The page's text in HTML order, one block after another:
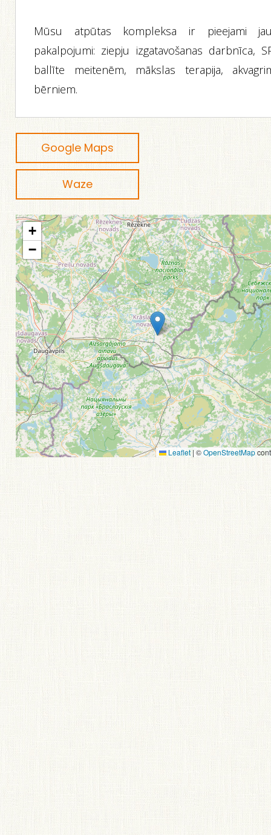
Mūsu atpūtas kompleksa ir pieejami
pakalpojumi: ziepju izgatavošanas darbnīca,
ballīte meitenēm, mākslas terapija,
bērniem.
Google Maps
Waze
+
−
Leaflet | ©OpenStreetMap